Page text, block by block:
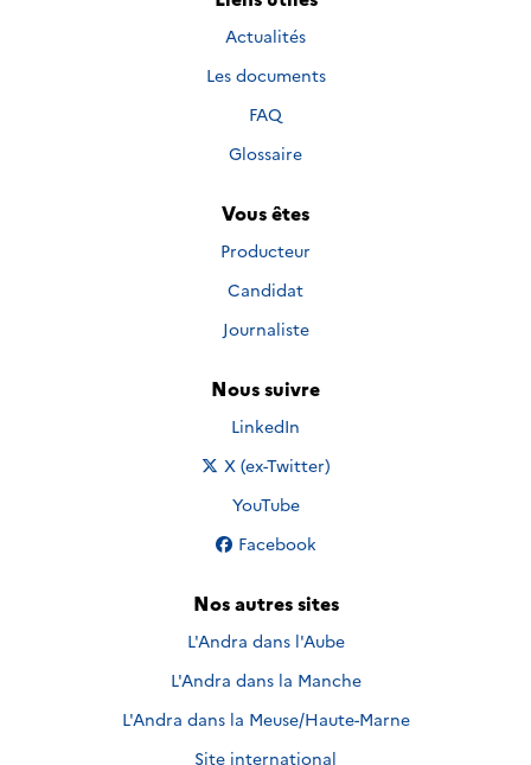
Actualités
Les documents
FAQ
Glossaire
Vous êtes
Producteur
Candidat
Journaliste
Nous suivre
Nous suivre sur
LinkedIn
Nous suivre sur
X (ex-Twitter)
Nous suivre sur
YouTube
Nous suivre sur
Facebook
Nos autres sites
L'Andra dans l'Aube
L'Andra dans la Manche
L'Andra dans la Meuse/Haute-Marne
Site international